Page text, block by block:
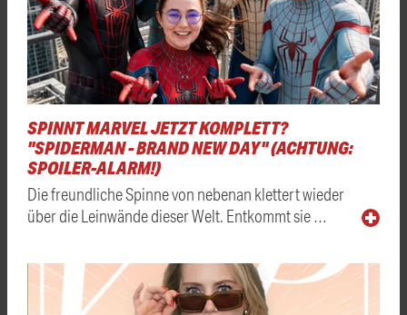
SPINNT MARVEL JETZT KOMPLETT?
"SPIDERMAN - BRAND NEW DAY" (ACHTUNG:
SPOILER-ALARM!)
Die freundliche Spinne von nebenan klettert wieder
über die Leinwände dieser Welt. Entkommt sie …